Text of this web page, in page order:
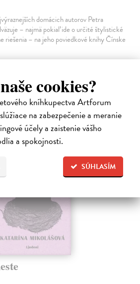
cookies?
kníhkupectva Artforum
na zabezpečenie a meranie
účely a zaistenie vášho
a spokojnosti.
SÚHLASÍM
domácich autorov Petra
– najmä pokiaľ ide o určité štylistické
riešenia – na jeho poviedkové knihy Čínske